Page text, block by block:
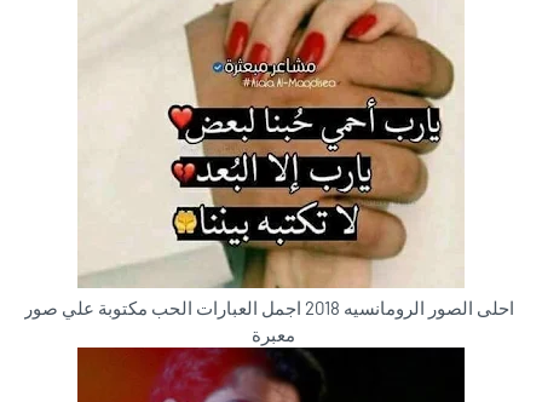
احلى الصور الرومانسيه 2018 اجمل العبارات الحب مكتوبة علي صور
معبرة